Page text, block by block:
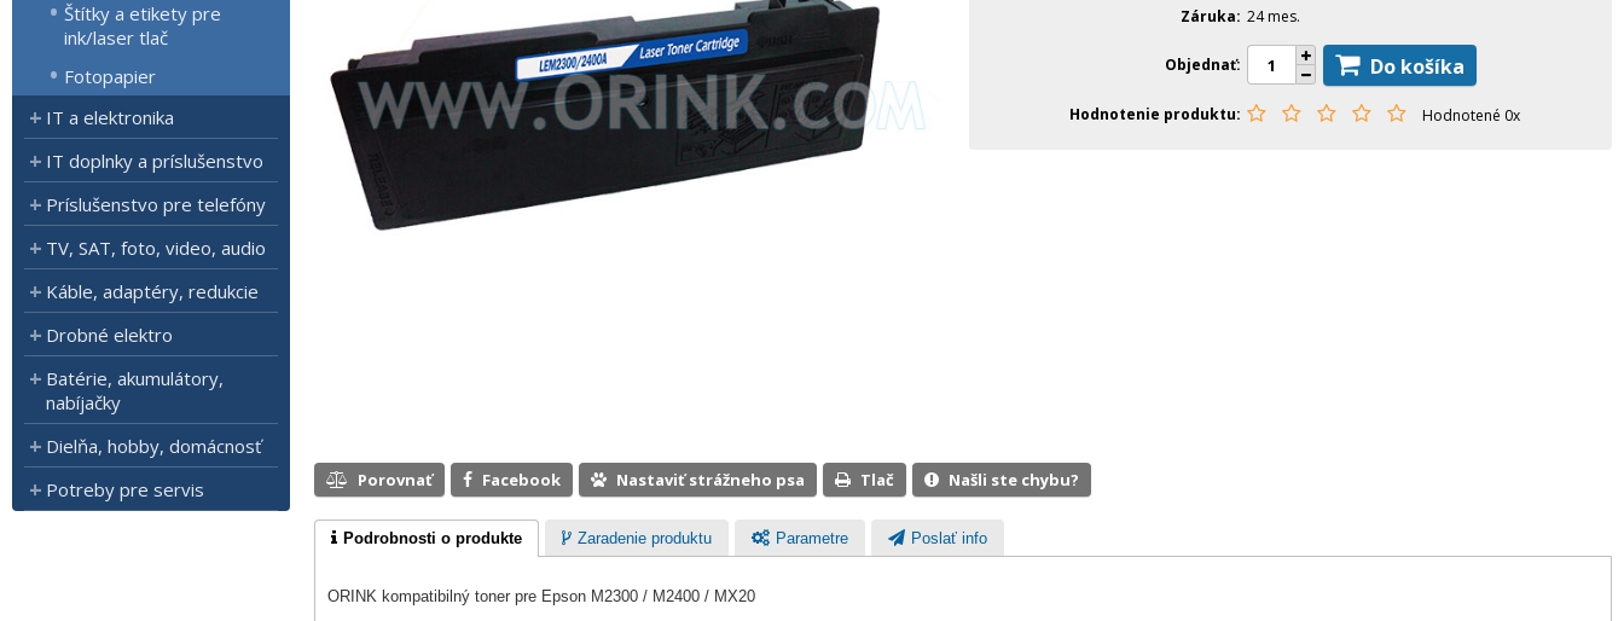
Štítky a etikety pre
ink/laser tlač
Fotopapier
IT a elektronika
IT doplnky a príslušenstvo
Príslušenstvo pre telefóny
TV, SAT, foto, video, audio
Káble, adaptéry, redukcie
Drobné elektro
Batérie, akumulátory,
nabíjačky
Dielňa, hobby, domácnosť
Potreby pre servis
Záruka 24 mes.
Objednať Do košíka
Hodnotenie produktu Hodnotené 0x
Porovnať Facebook Nastaviť strážneho psa Tlač Našli ste chybu?
Podrobnosti o produkte Zaradenie produktu Parametre Poslať info
ORINK kompatibilný toner pre Epson M2300 / M2400 / MX20